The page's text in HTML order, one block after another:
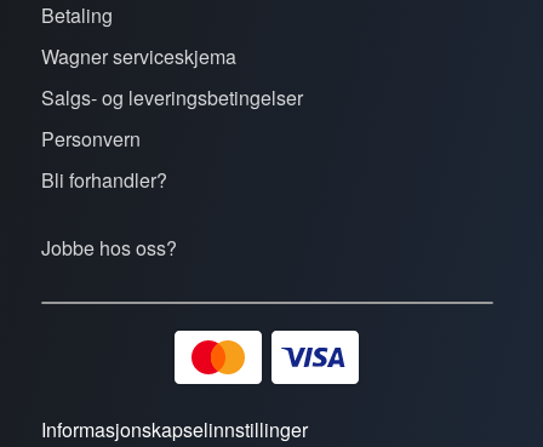
Betaling
Wagner serviceskjema
Salgs- og leveringsbetingelser
Personvern
Bli forhandler?
Jobbe hos oss?
Informasjonskapselinnstillinger